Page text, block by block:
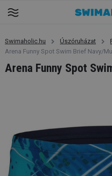
Swimaholic.hu Úszóruházat
Arena Funny Spot Swim Brief Navy/
Arena Funny Spot